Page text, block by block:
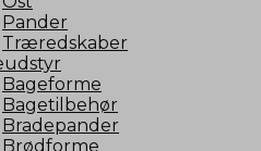
Pander
Træredskaber
Bageforme
Bagetilbehør
Bradepander
Brødforme